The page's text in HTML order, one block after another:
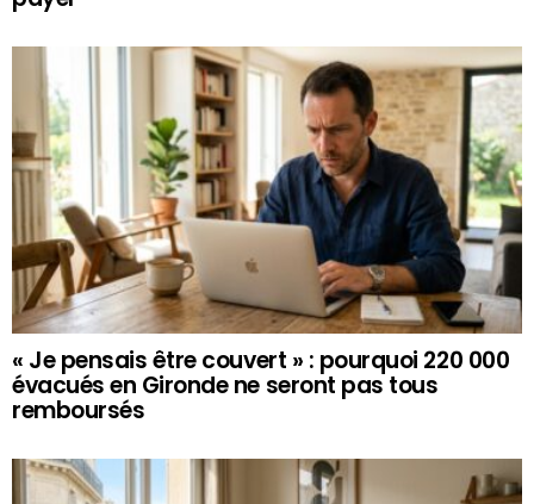
« Je pensais être couvert » : pourquoi 220 000
évacués en Gironde ne seront pas tous
remboursés